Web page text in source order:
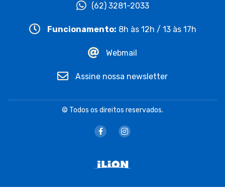
(62) 3281-2033
Funcionamento: 8h às 12h / 13 às 17h
Webmail
Assine nossa newsletter
© Todos os direitos reservados.